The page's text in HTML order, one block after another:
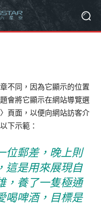
不同，因為它顯示的位置
會將它顯示在網站導覽選
頁面，以便向網站訪客介
下示範：
位郵差，晚上則
這是用來展現自
，養了一隻極通
喝啤酒，目標是